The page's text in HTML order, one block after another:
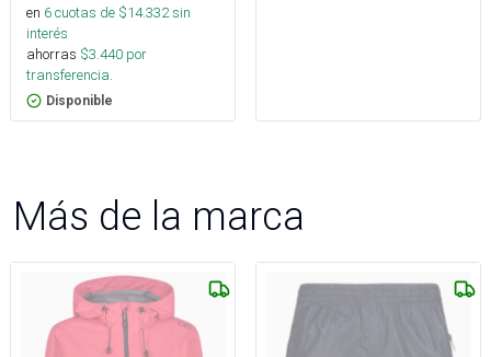
en 6cuotas de $14.332sin
interés
ahorras $3.440 por
transferencia.
Disponible
Más de la marca